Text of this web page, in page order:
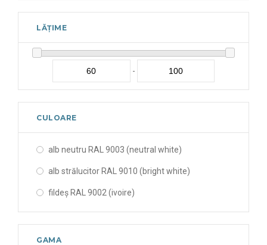
LĂȚIME
-
CULOARE
alb neutru RAL 9003 (neutral white)
alb strălucitor RAL 9010 (bright white)
fildeș RAL 9002 (ivoire)
GAMA